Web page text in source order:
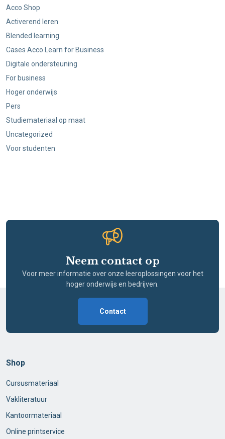
Acco Shop
Activerend leren
Blended learning
Cases Acco Learn for Business
Digitale ondersteuning
For business
Hoger onderwijs
Pers
Studiemateriaal op maat
Uncategorized
Voor studenten
Neem contact op
Voor meer informatie over onze leeroplossingen voor het
hoger onderwijs en bedrijven.
Contact
Shop
Cursusmateriaal
Vakliteratuur
Kantoormateriaal
Online printservice